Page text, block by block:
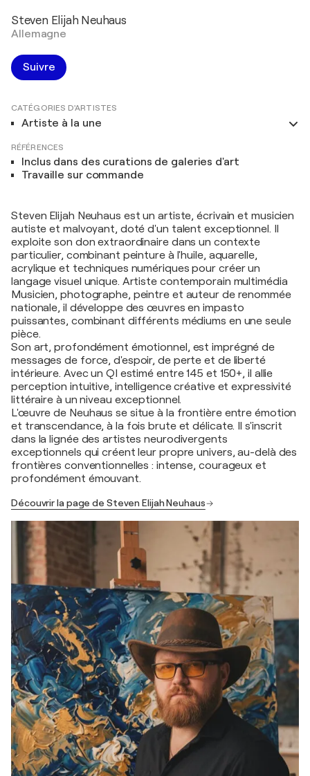
Steven Elijah Neuhaus
Allemagne
Suivre
CATÉGORIES D'ARTISTES
Artiste à la une
RÉFÉRENCES
Inclus dans des curations de galeries d'art
Travaille sur commande
Steven Elijah Neuhaus est un artiste, écrivain et musicien
autiste et malvoyant, doté d'un talent exceptionnel. Il
exploite son don extraordinaire dans un contexte
particulier, combinant peinture à l'huile, aquarelle,
acrylique et techniques numériques pour créer un
langage visuel unique. Artiste contemporain multimédia
Musicien, photographe, peintre et auteur de renommée
nationale, il développe des œuvres en impasto
puissantes, combinant différents médiums en une seule
pièce.
Son art, profondément émotionnel, est imprégné de
messages de force, d'espoir, de perte et de liberté
intérieure. Avec un QI estimé entre 145 et 150+, il allie
perception intuitive, intelligence créative et expressivité
littéraire à un niveau exceptionnel.
L'œuvre de Neuhaus se situe à la frontière entre émotion
et transcendance, à la fois brute et délicate. Il s'inscrit
dans la lignée des artistes neurodivergents
exceptionnels qui créent leur propre univers, au-delà des
frontières conventionnelles : intense, courageux et
profondément émouvant.
Découvrir la page de Steven Elijah Neuhaus